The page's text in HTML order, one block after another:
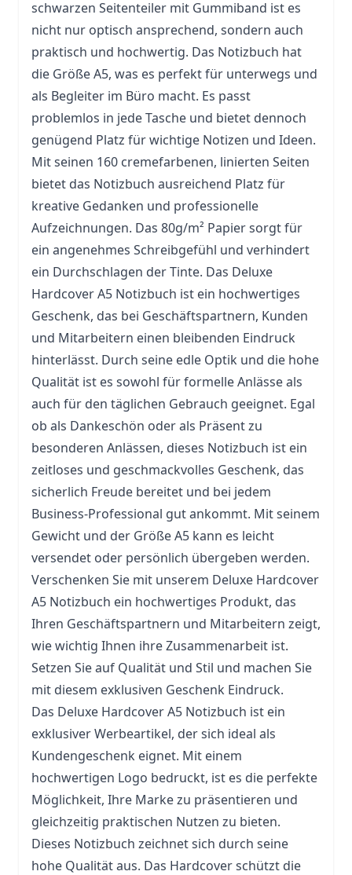
schwarzen Seitenteiler mit Gummiband ist es
nicht nur optisch ansprechend, sondern auch
praktisch und hochwertig. Das Notizbuch hat
die Größe A5, was es perfekt für unterwegs und
als Begleiter im Büro macht. Es passt
problemlos in jedeTasche und bietet dennoch
genügend Platz für wichtige Notizen und Ideen.
Mit seinen 160 cremefarbenen, linierten Seiten
bietet das Notizbuch ausreichend Platz für
kreative Gedanken und professionelle
Aufzeichnungen. Das 80g/m² Papier sorgt für
ein angenehmes Schreibgefühl und verhindert
ein Durchschlagen der Tinte. Das Deluxe
Hardcover A5 Notizbuch ist ein hochwertiges
Geschenk, das bei Geschäftspartnern, Kunden
und Mitarbeitern einen bleibenden Eindruck
hinterlässt. Durch seine edle Optik und die hohe
Qualität ist es sowohl für formelle Anlässe als
auch für den täglichen Gebrauch geeignet. Egal
ob als Dankeschön oder als Präsent zu
besonderen Anlässen, dieses Notizbuch ist ein
zeitloses und geschmackvolles Geschenk, das
sicherlich Freude bereitet und bei jedem
Business-Professional gut ankommt. Mit seinem
Gewicht und der Größe A5 kann es leicht
versendet oder persönlich übergeben werden.
Verschenken Sie mit unserem Deluxe Hardcover
A5 Notizbuch ein hochwertiges Produkt, das
Ihren Geschäftspartnern und Mitarbeitern zeigt,
wie wichtig Ihnen ihre Zusammenarbeit ist.
Setzen Sie auf Qualität und Stil und machen Sie
mit diesem exklusiven Geschenk Eindruck.
Das Deluxe Hardcover A5 Notizbuch ist ein
exklusiver Werbeartikel, der sich ideal als
Kundengeschenk eignet. Mit einem
hochwertigen Logo bedruckt, ist es die perfekte
Möglichkeit, Ihre Marke zu präsentieren und
gleichzeitig praktischen Nutzen zu bieten.
Dieses Notizbuch zeichnet sich durch seine
hohe Qualität aus. Das Hardcover schützt die